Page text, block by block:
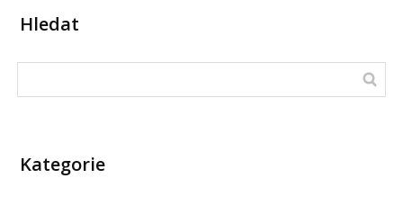
Hledat
Kategorie